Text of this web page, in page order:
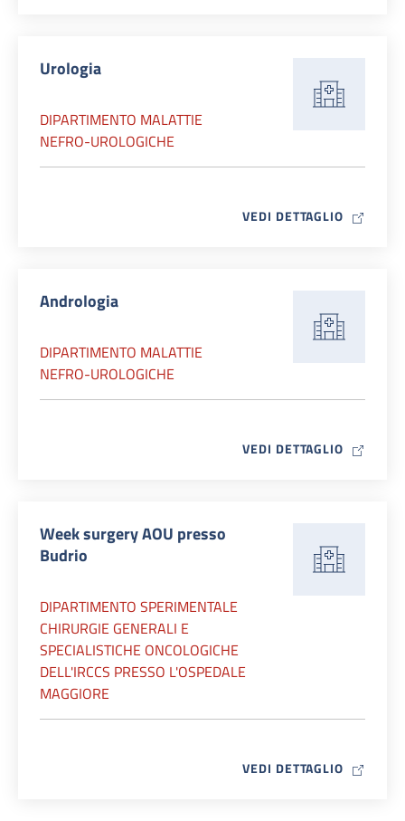
Urologia
DIPARTIMENTO MALATTIE
NEFRO-UROLOGICHE
VEDI DETTAGLIO MAP ICON
Andrologia
DIPARTIMENTO MALATTIE
NEFRO-UROLOGICHE
VEDI DETTAGLIO MAP ICON
Week surgery AOU presso
Budrio
DIPARTIMENTO SPERIMENTALE
CHIRURGIE GENERALI E
SPECIALISTICHE ONCOLOGICHE
DELL'IRCCS PRESSO L'OSPEDALE
MAGGIORE
VEDI DETTAGLIO MAP ICON